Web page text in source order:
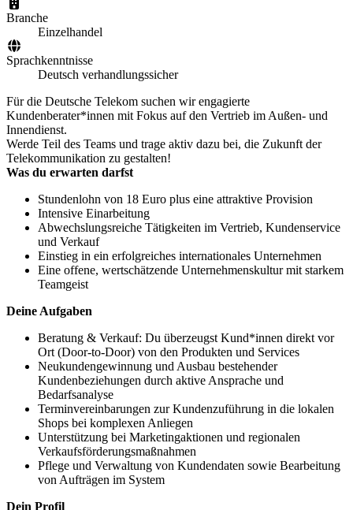
Branche
Einzelhandel
Sprachkenntnisse
Deutsch verhandlungssicher
Für die Deutsche Telekom suchen wir engagierte
Kundenberater*innen mit Fokus auf den Vertrieb im Außen- und
Innendienst.
Werde Teil des Teams und trage aktiv dazu bei, die Zukunft der
Telekommunikation zu gestalten!
Was du erwarten darfst
Stundenlohn von 18 Euro plus eine attraktive Provision
Intensive Einarbeitung
Abwechslungsreiche Tätigkeiten im Vertrieb, Kundenservice
und Verkauf
Einstieg in ein erfolgreiches internationales Unternehmen
Eine offene, wertschätzende Unternehmenskultur mit starkem
Teamgeist
Deine Aufgaben
Beratung & Verkauf: Du überzeugst Kund*innen direkt vor
Ort (Door-to-Door) von den Produkten und Services
Neukundengewinnung und Ausbau bestehender
Kundenbeziehungen durch aktive Ansprache und
Bedarfsanalyse
Terminvereinbarungen zur Kundenzuführung in die lokalen
Shops bei komplexen Anliegen
Unterstützung bei Marketingaktionen und regionalen
Verkaufsförderungsmaßnahmen
Pflege und Verwaltung von Kundendaten sowie Bearbeitung
von Aufträgen im System
Dein Profil